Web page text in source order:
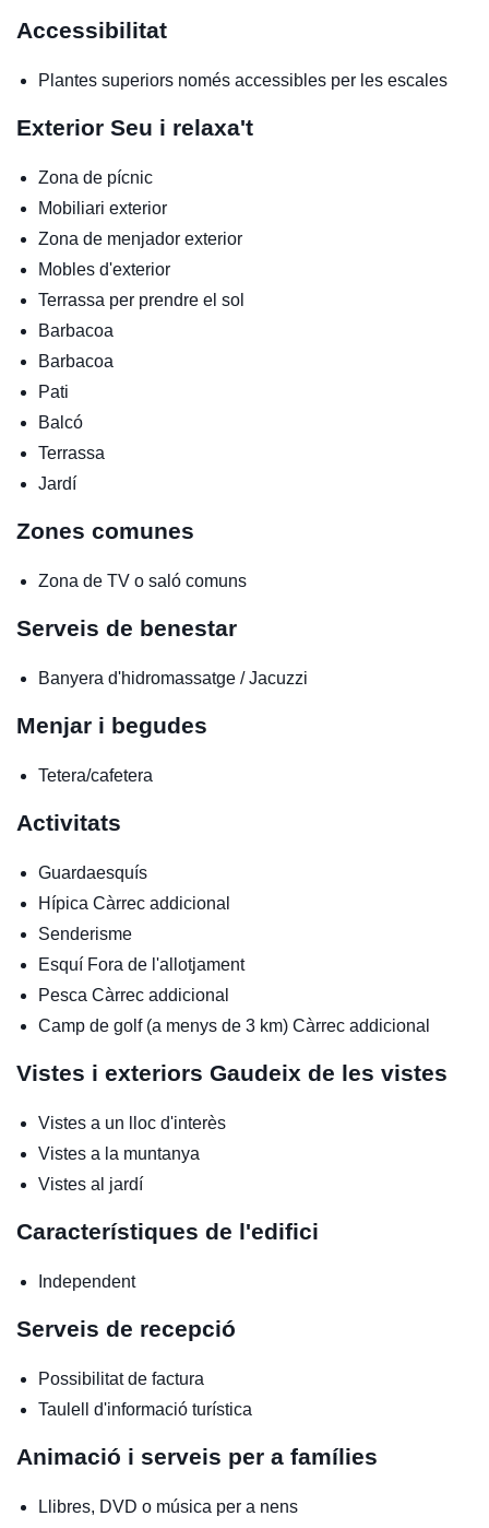
Accessibilitat
Plantes superiors només accessibles per les escales
Exterior Seu i relaxa't
Zona de pícnic
Mobiliari exterior
Zona de menjador exterior
Mobles d'exterior
Terrassa per prendre el sol
Barbacoa
Barbacoa
Pati
Balcó
Terrassa
Jardí
Zones comunes
Zona de TV o saló comuns
Serveis de benestar
Banyera d'hidromassatge / Jacuzzi
Menjar i begudes
Tetera/cafetera
Activitats
Guardaesquís
Hípica Càrrec addicional
Senderisme
Esquí Fora de l'allotjament
Pesca Càrrec addicional
Camp de golf (a menys de 3 km) Càrrec addicional
Vistes i exteriors Gaudeix de les vistes
Vistes a un lloc d'interès
Vistes a la muntanya
Vistes al jardí
Característiques de l'edifici
Independent
Serveis de recepció
Possibilitat de factura
Taulell d'informació turística
Animació i serveis per a famílies
Llibres, DVD o música per a nens